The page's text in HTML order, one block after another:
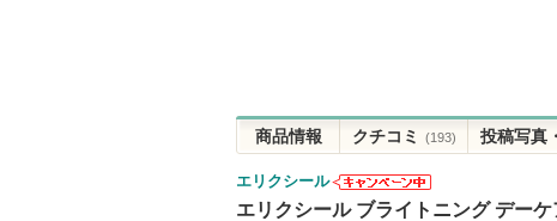
商品情報 クチコミ (193) 投稿写真
エリクシール
エリクシール
エリクシール ブライトニング デー